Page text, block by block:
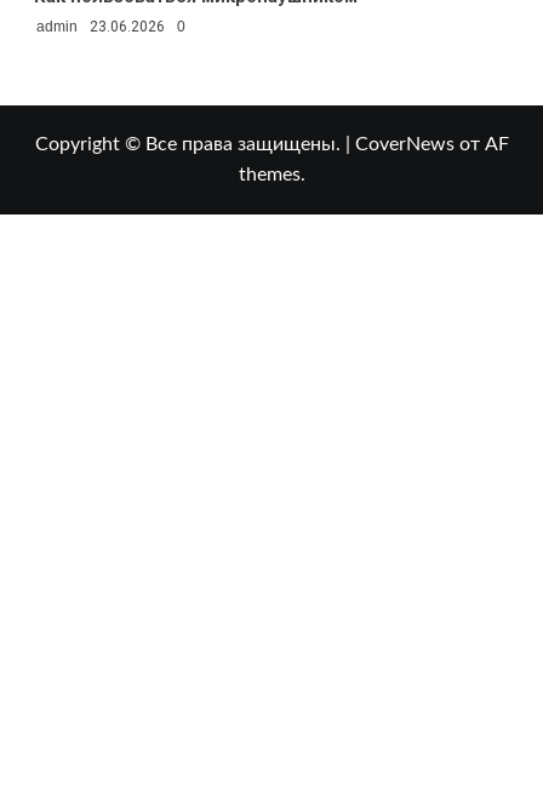
admin 23.06.2026 0
Copyright © Все права защищены. CoverNewsот AF
themes.